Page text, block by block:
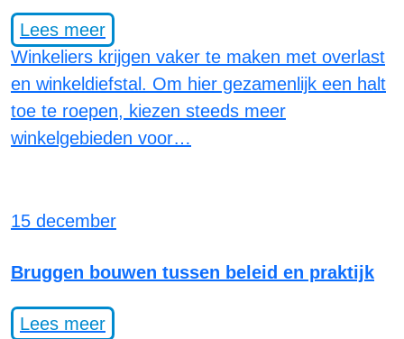
Lees meer
Winkeliers krijgen vaker te maken met overlast
en winkeldiefstal. Om hier gezamenlijk een halt
toe te roepen, kiezen steeds meer
winkelgebieden voor…
15 december
Bruggen bouwen tussen beleid en praktijk
Lees meer